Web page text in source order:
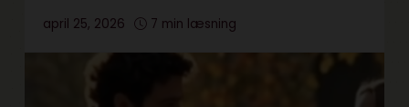
april 25, 2026 7 min læsning